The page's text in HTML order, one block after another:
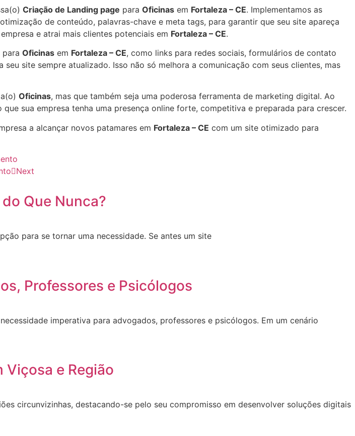
Criação de Landing page para Oficinas em Fortaleza – CE. Implementamos as
de conteúdo, palavras-chave e meta tags, para garantir que seu site apareça
e atrai mais clientes potenciais em Fortaleza – CE.
para Oficinas em Fortaleza – CE, como links para redes sociais, formulários de contato
site sempre atualizado. Isso não só melhora a comunicação com seus clientes, mas
Oficinas, mas que também seja uma poderosa ferramenta de marketing digital. Ao
sua empresa tenha uma presença online forte, competitiva e preparada para crescer.
a alcançar novos patamares em Fortaleza – CE com um site otimizado para
Next
Que Nunca?
para se tornar uma necessidade. Se antes um site
Professores e Psicólogos
imperativa para advogados, professores e psicólogos. Em um cenário
e Região
circunvizinhas, destacando-se pelo seu compromisso em desenvolver soluções digitais